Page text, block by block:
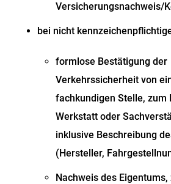
Versicherungsnachweis/
bei nicht
formlose Bestätigung der
Verkehrssicherheit von
fachkundigen Stelle, zum
Werkstatt oder
inklusive Beschreibung
(Hersteller,
Nachweis des